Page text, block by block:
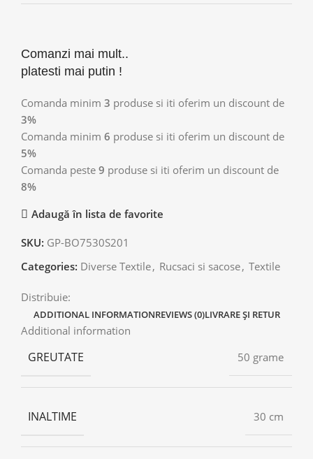
Comanzi mai mult..
platesti mai putin !
Comanda minim 3 produse si iti oferim un discount de
3%
Comanda minim 6 produse si iti oferim un discount de
5%
Comanda peste 9 produse si iti oferim un discount de
8%
Adaugă în lista de favorite
SKU: GP-BO7530S201
Categories: Diverse Textile, Rucsaci si sacose, Textile
Distribuie:
ADDITIONAL INFORMATIONREVIEWS (0)LIVRARE ȘI RETUR
Additional information
GREUTATE 50 grame
INALTIME 30 cm